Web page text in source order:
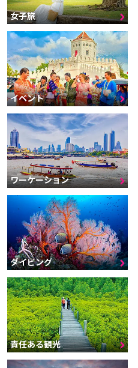
女子旅
イベント
ワーケーション
ダイビング
責任ある観光